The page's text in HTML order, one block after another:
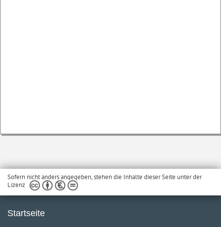
Sofern nicht anders angegeben, stehen die Inhalte dieser Seite unter der
Lizenz
Startseite